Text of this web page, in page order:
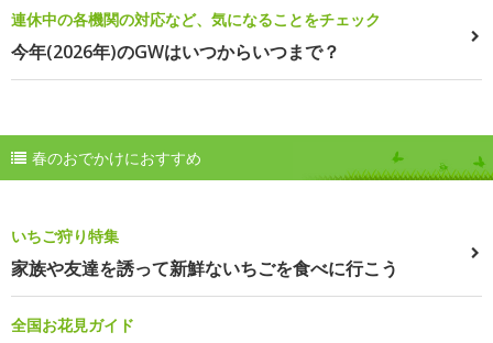
連休中の各機関の対応など、気になることをチェック
今年(2026年)のGWはいつからいつまで？
春のおでかけにおすすめ
いちご狩り特集
家族や友達を誘って新鮮ないちごを食べに行こう
全国お花見ガイド